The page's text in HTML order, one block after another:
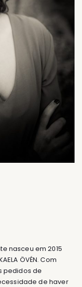
nasceu em 2015
ÖVÉN. Com
pedidos de
de haver